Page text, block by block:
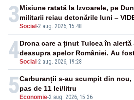
3Social -2 aug. 2026, 15:48
Misiune ratată la Izvoarele, pe
militarii reiau detonările luni –
4Social -2 aug. 2026, 19:28
Drona care a ținut Tulcea în
deasupra apelor României. Au
5 Economie-2 aug. 2026, 15:36
Carburanții s-au scumpit din nou,
pas de 11 lei/litru